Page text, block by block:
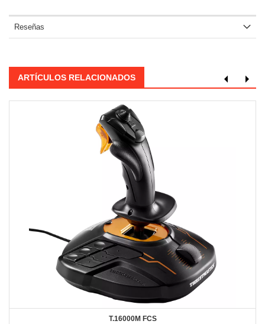
Reseñas
ARTÍCULOS RELACIONADOS
T.16000M FCS